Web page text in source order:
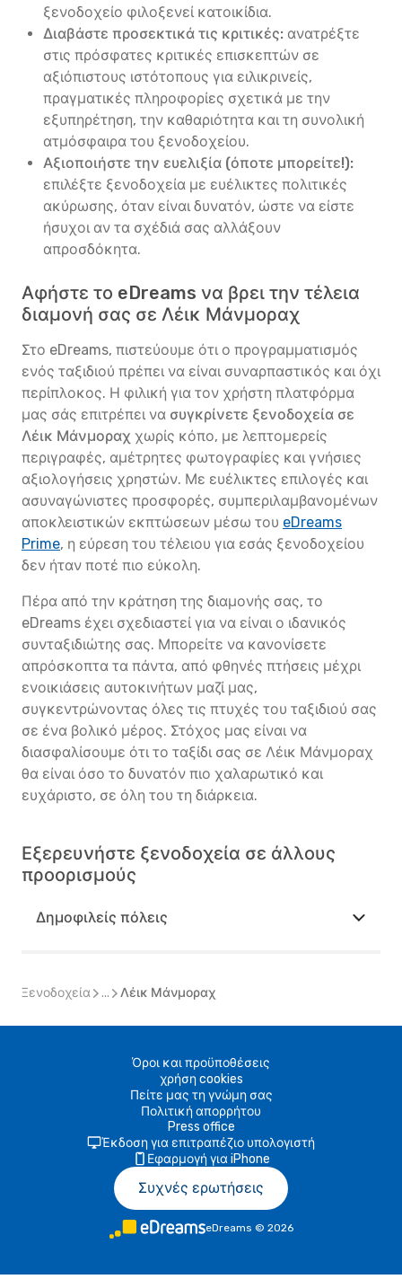
ξενοδοχείο φιλοξενεί κατοικίδια.
Διαβάστε προσεκτικά τις κριτικές: ανατρέξτε
στις πρόσφατες κριτικές επισκεπτών σε
αξιόπιστους ιστότοπους για ειλικρινείς,
πραγματικές πληροφορίες σχετικά με την
εξυπηρέτηση, την καθαριότητα και τη συνολική
ατμόσφαιρα του ξενοδοχείου.
Αξιοποιήστε την ευελιξία (όποτε μπορείτε!):
επιλέξτε ξενοδοχεία με ευέλικτες πολιτικές
ακύρωσης, όταν είναι δυνατόν, ώστε να είστε
ήσυχοι αν τα σχέδιά σας αλλάξουν
απροσδόκητα.
Αφήστε το eDreams να βρει την τέλεια
διαμονή σας σε Λέικ Μάνμοραχ
Στο eDreams, πιστεύουμε ότι ο προγραμματισμός
ενός ταξιδιού πρέπει να είναι συναρπαστικός και όχι
περίπλοκος. Η φιλική για τον χρήστη πλατφόρμα
μας σάς επιτρέπει να συγκρίνετε ξενοδοχεία σε
Λέικ Μάνμοραχ χωρίς κόπο, με λεπτομερείς
περιγραφές, αμέτρητες φωτογραφίες και γνήσιες
αξιολογήσεις χρηστών. Με ευέλικτες επιλογές και
ασυναγώνιστες προσφορές, συμπεριλαμβανομένων
αποκλειστικών εκπτώσεων μέσω του eDreams
Prime, η εύρεση του τέλειου για εσάς ξενοδοχείου
δεν ήταν ποτέ πιο εύκολη.
Πέρα από την κράτηση της διαμονής σας, το
eDreams έχει σχεδιαστεί για να είναι ο ιδανικός
συνταξιδιώτης σας. Μπορείτε να κανονίσετε
απρόσκοπτα τα πάντα, από φθηνές πτήσεις μέχρι
ενοικιάσεις αυτοκινήτων μαζί μας,
συγκεντρώνοντας όλες τις πτυχές του ταξιδιού σας
σε ένα βολικό μέρος. Στόχος μας είναι να
διασφαλίσουμε ότι το ταξίδι σας σε Λέικ Μάνμοραχ
θα είναι όσο το δυνατόν πιο χαλαρωτικό και
ευχάριστο, σε όλη του τη διάρκεια.
Εξερευνήστε ξενοδοχεία σε άλλους
προορισμούς
Δημοφιλείς πόλεις
Ξενοδοχεία ... Λέικ Μάνμοραχ
Όροι και προϋποθέσεις
χρήση cookies
Πείτε μας τη γνώμη σας
Πολιτική απορρήτου
Press office
Έκδοση για επιτραπέζιο υπολογιστή
Εφαρμογή για iPhone
Συχνές ερωτήσεις
eDreams © 2026